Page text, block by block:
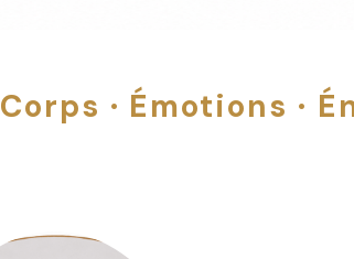
Corps · Émotions ·